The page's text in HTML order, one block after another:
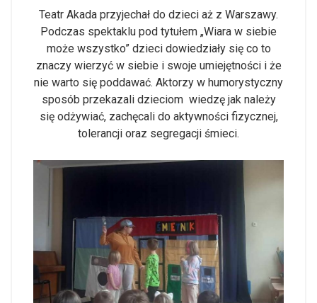
Teatr Akada przyjechał do dzieci aż z Warszawy.
Podczas spektaklu pod tytułem „Wiara w siebie
może wszystko” dzieci dowiedziały się co to
znaczy wierzyć w siebie i swoje umiejętności i że
nie warto się poddawać. Aktorzy w humorystyczny
sposób przekazali dzieciom wiedzę jak należy
się odżywiać, zachęcali do aktywności fizycznej,
tolerancji oraz segregacji śmieci.